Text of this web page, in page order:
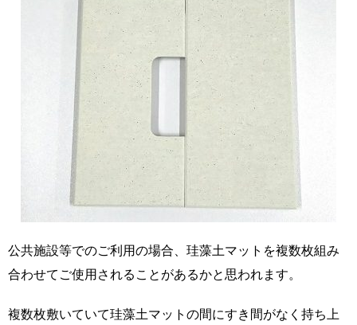
公共施設等でのご利用の場合、珪藻土マットを複数枚組み
合わせてご使用されることがあるかと思われます。
複数枚敷いていて珪藻土マットの間にすき間がなく持ち上